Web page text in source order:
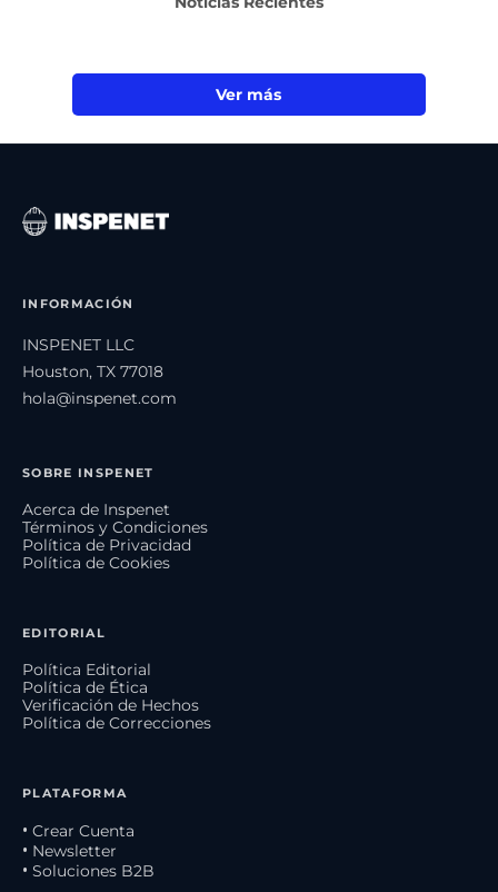
Ver más
INFORMACIÓN
INSPENET LLC
Houston, TX 77018
hola@inspenet.com
SOBRE INSPENET
Acerca de Inspenet
Términos y Condiciones
Política de Privacidad
Política de Cookies
EDITORIAL
Política Editorial
Política de Ética
Verificación de Hechos
Política de Correcciones
PLATAFORMA
• Crear Cuenta
• Newsletter
• Soluciones B2B